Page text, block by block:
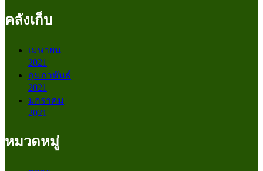
คลังเก็บ
เมษายน
2021
กุมภาพันธ์
2021
มกราคม
2021
หมวดหมู่